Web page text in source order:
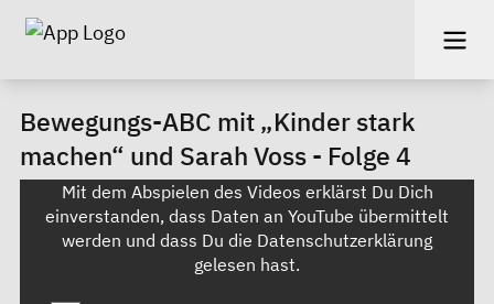
Bewegungs-ABC mit „Kinder stark
machen“ und Sarah Voss - Folge 4
Mit dem Abspielen des Videos erklärst Du Dich
einverstanden, dass Daten an YouTube übermittelt
werden und dass Du die Datenschutzerklärung
gelesen hast.